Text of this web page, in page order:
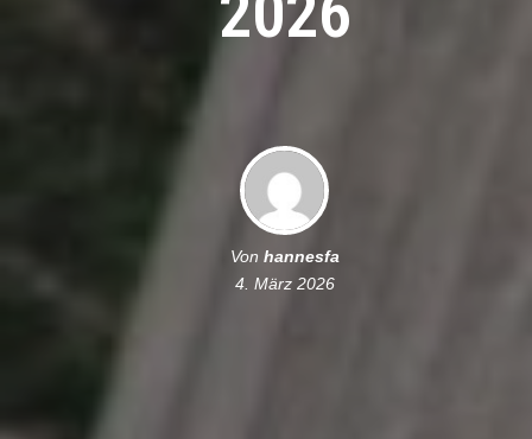
Von hannesfa
4. März 2026